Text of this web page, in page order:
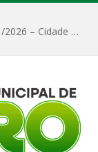
EDITAL DE CHAMAMENTO PÚBLICO Nº 01/2026 – Cidade de Faro